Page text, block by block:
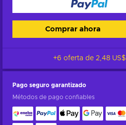
Comprar ahora
+6 oferta de 2,48 US$
Pago seguro garantizado
Métodos de pago confiables